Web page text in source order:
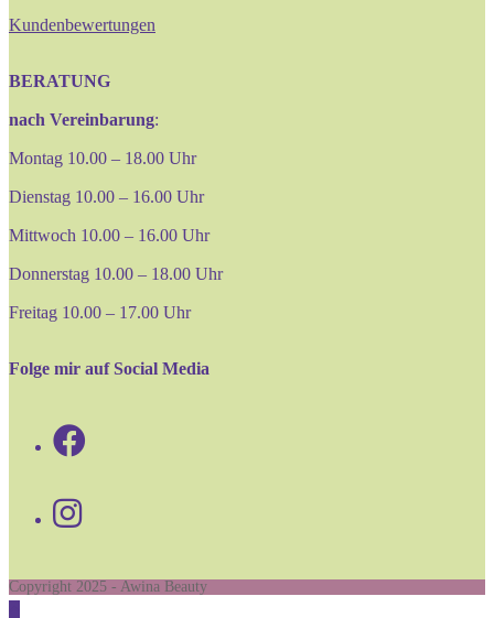
Kundenbewertungen
BERATUNG
nach Vereinbarung:
Montag 10.00 – 18.00 Uhr
Dienstag 10.00 – 16.00 Uhr
Mittwoch 10.00 – 16.00 Uhr
Donnerstag 10.00 – 18.00 Uhr
Freitag 10.00 – 17.00 Uhr
Folge mir auf Social Media
tab
Copyright 2025 - Awina Beauty